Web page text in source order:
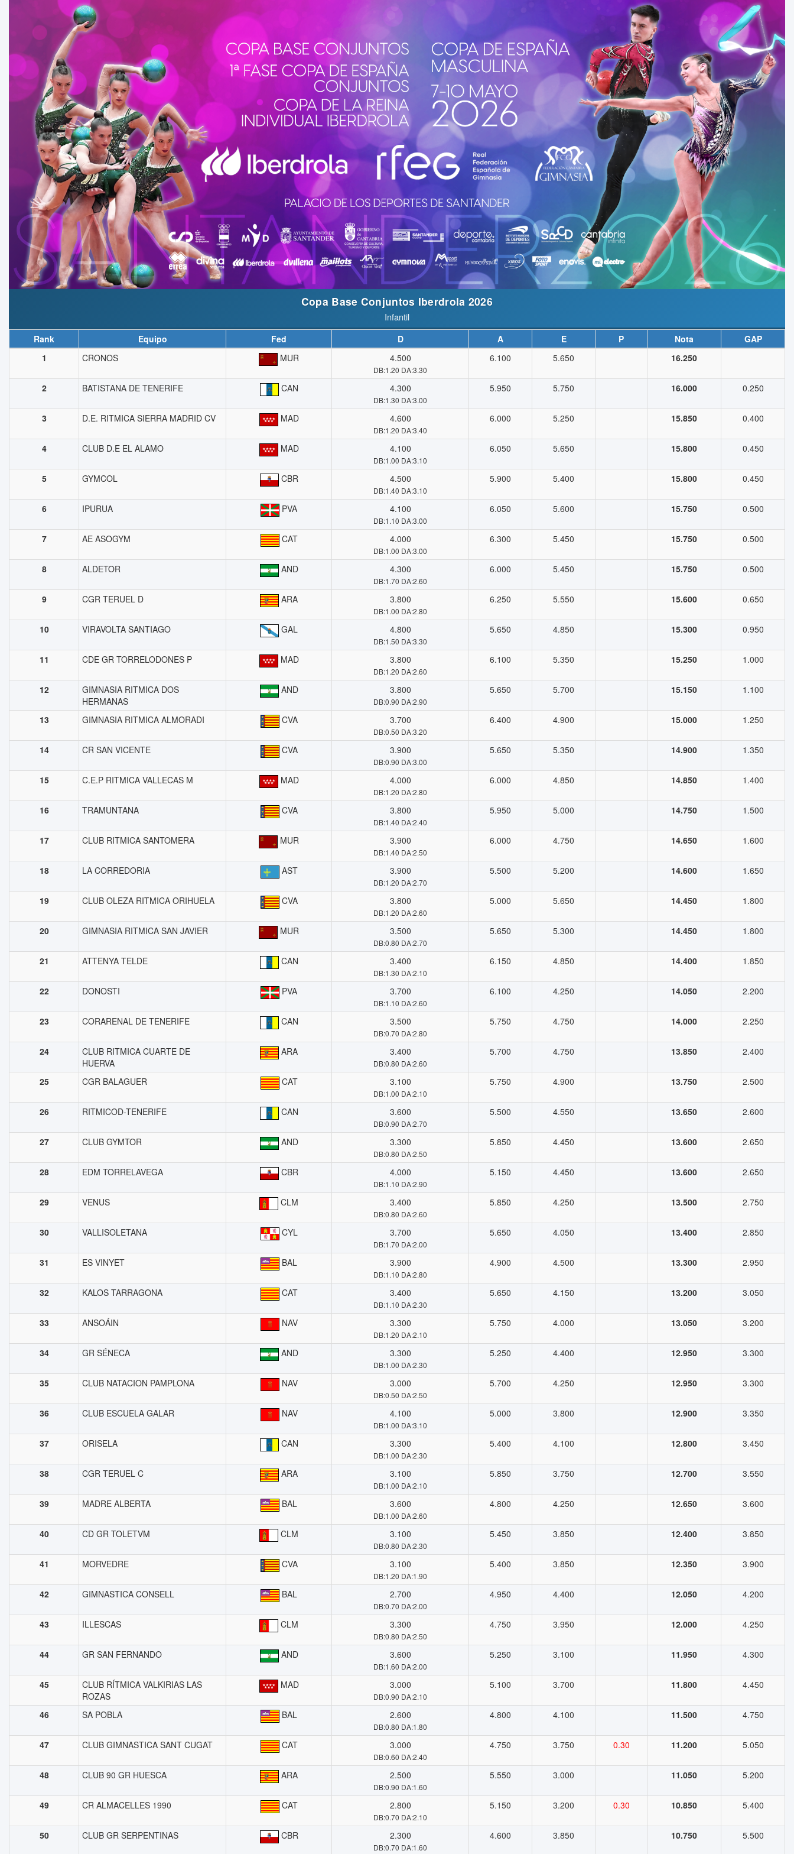
Copa Base Conjuntos Iberdrola 2026
Infantil
Rank Equipo Fed D A E P Nota
GAP
1
CRONOS MUR 4.500
DB:1.20 DA:3.30
6.100 5.650 16.250
2 BATISTANA DE TENERIFE CAN 4.300
DB:1.30 DA:3.00
5.950 5.750 16.000 0.250
3 D.E. RITMICA SIERRA MADRID CV MAD 4.600
DB:1.20 DA:3.40
6.000 5.250 15.850 0.400
4 CLUB D.E EL ALAMO MAD 4.100
DB:1.00 DA:3.10
6.050 5.650 15.800 0.450
5 GYMCOL CBR 4.500
DB:1.40 DA:3.10
5.900 5.400 15.800 0.450
6 IPURUA PVA 4.100
DB:1.10 DA:3.00
6.050 5.600 15.750 0.500
7 AE ASOGYM CAT 4.000
DB:1.00 DA:3.00
6.300 5.450 15.750 0.500
8 ALDETOR AND 4.300
DB:1.70 DA:2.60
6.000 5.450 15.750 0.500
9 CGR TERUEL D ARA 3.800
DB:1.00 DA:2.80
6.250 5.550 15.600 0.650
10 VIRAVOLTA SANTIAGO GAL 4.800
DB:1.50 DA:3.30
5.650 4.850 15.300 0.950
11 CDE GR TORRELODONES P MAD 3.800
DB:1.20 DA:2.60
6.100 5.350 15.250 1.000
12
GIMNASIA RITMICA DOS
HERMANAS
AND 3.800
DB:0.90 DA:2.90
5.650 5.700 15.150 1.100
13 GIMNASIA RITMICA ALMORADI CVA 3.700
DB:0.50 DA:3.20
6.400 4.900 15.000 1.250
14 CR SAN VICENTE CVA 3.900
DB:0.90 DA:3.00
5.650 5.350 14.900 1.350
15 C.E.P RITMICA VALLECAS M MAD 4.000
DB:1.20 DA:2.80
6.000 4.850 14.850 1.400
16 TRAMUNTANA CVA 3.800
DB:1.40 DA:2.40
5.950 5.000 14.750 1.500
17 CLUB RITMICA SANTOMERA MUR 3.900
DB:1.40 DA:2.50
6.000 4.750 14.650 1.600
18 LA CORREDORIA AST 3.900
DB:1.20 DA:2.70
5.500 5.200 14.600 1.650
19 CLUB OLEZA RITMICA ORIHUELA CVA 3.800
DB:1.20 DA:2.60
5.000 5.650 14.450 1.800
20 GIMNASIA RITMICA SAN JAVIER MUR 3.500
DB:0.80 DA:2.70
5.650 5.300 14.450 1.800
21 ATTENYA TELDE CAN 3.400
DB:1.30 DA:2.10
6.150 4.850 14.400 1.850
22 DONOSTI PVA 3.700
DB:1.10 DA:2.60
6.100 4.250 14.050 2.200
23 CORARENAL DE TENERIFE CAN 3.500
DB:0.70 DA:2.80
5.750 4.750 14.000 2.250
24
CLUB RITMICA CUARTE DE
HUERVA
ARA 3.400
DB:0.80 DA:2.60
5.700 4.750 13.850 2.400
25 CGR BALAGUER CAT 3.100
DB:1.00 DA:2.10
5.750 4.900 13.750 2.500
26 RITMICOD-TENERIFE CAN 3.600
DB:0.90 DA:2.70
5.500 4.550 13.650 2.600
27 CLUB GYMTOR AND 3.300
DB:0.80 DA:2.50
5.850 4.450 13.600 2.650
28 EDM TORRELAVEGA CBR 4.000
DB:1.10 DA:2.90
5.150 4.450 13.600 2.650
29 VENUS CLM 3.400
DB:0.80 DA:2.60
5.850 4.250 13.500 2.750
30 VALLISOLETANA CYL 3.700
DB:1.70 DA:2.00
5.650 4.050 13.400 2.850
31 ES VINYET BAL 3.900
DB:1.10 DA:2.80
4.900 4.500 13.300 2.950
32 KALOS TARRAGONA CAT 3.400
DB:1.10 DA:2.30
5.650 4.150 13.200 3.050
33 ANSOÁIN NAV 3.300
DB:1.20 DA:2.10
5.750 4.000 13.050 3.200
34 GR SÉNECA AND 3.300
DB:1.00 DA:2.30
5.250 4.400 12.950 3.300
35 CLUB NATACION PAMPLONA NAV 3.000
DB:0.50 DA:2.50
5.700 4.250 12.950 3.300
36 CLUB ESCUELA GALAR NAV 4.100
DB:1.00 DA:3.10
5.000 3.800 12.900 3.350
37 ORISELA CAN 3.300
DB:1.00 DA:2.30
5.400 4.100 12.800 3.450
38 CGR TERUEL C ARA 3.100
DB:1.00 DA:2.10
5.850 3.750 12.700 3.550
39 MADRE ALBERTA BAL 3.600
DB:1.00 DA:2.60
4.800 4.250 12.650 3.600
40 CD GR TOLETVM CLM 3.100
DB:0.80 DA:2.30
5.450 3.850 12.400 3.850
41 MORVEDRE CVA 3.100
DB:1.20 DA:1.90
5.400 3.850 12.350 3.900
42 GIMNASTICA CONSELL BAL 2.700
DB:0.70 DA:2.00
4.950 4.400 12.050 4.200
43 ILLESCAS CLM 3.300
DB:0.80 DA:2.50
4.750 3.950 12.000 4.250
44 GR SAN FERNANDO AND 3.600
DB:1.60 DA:2.00
5.250 3.100 11.950 4.300
45
CLUB RÍTMICA VALKIRIAS LAS
ROZAS
MAD 3.000
DB:0.90 DA:2.10
5.100 3.700 11.800 4.450
46 SA POBLA BAL 2.600
DB:0.80 DA:1.80
4.800 4.100 11.500 4.750
47 CLUB GIMNASTICA SANT CUGAT CAT 3.000
DB:0.60 DA:2.40
4.750 3.750 0.30 11.200 5.050
48 CLUB 90 GR HUESCA ARA 2.500
DB:0.90 DA:1.60
5.550 3.000 11.050 5.200
49 CR ALMACELLES 1990 CAT 2.800
DB:0.70 DA:2.10
5.150 3.200 0.30 10.850 5.400
50 CLUB GR SERPENTINAS CBR 2.300
DB:0.70 DA:1.60
4.600 3.850 10.750 5.500